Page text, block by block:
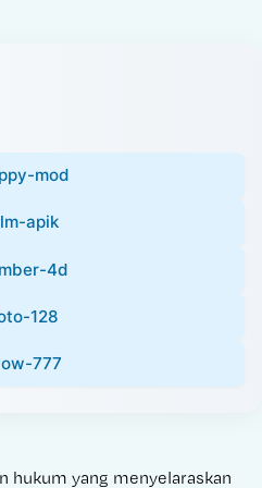
mod
apik
4d
128
777
hukum yang menyelaraskan